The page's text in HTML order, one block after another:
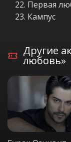
Первая
Кампус
Другие
любовь»